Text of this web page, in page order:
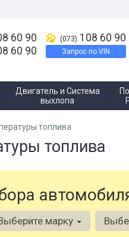
60 90
60 90
(073) 108 60 90
Запрос по VIN
Двигатель и Система
выхлопа
топлива
топлива
марку